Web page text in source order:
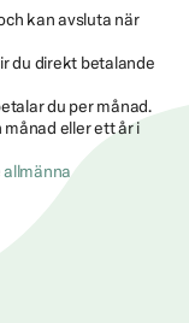
kan avsluta när
du direkt betalande
du per månad.
eller ett år i
allmänna